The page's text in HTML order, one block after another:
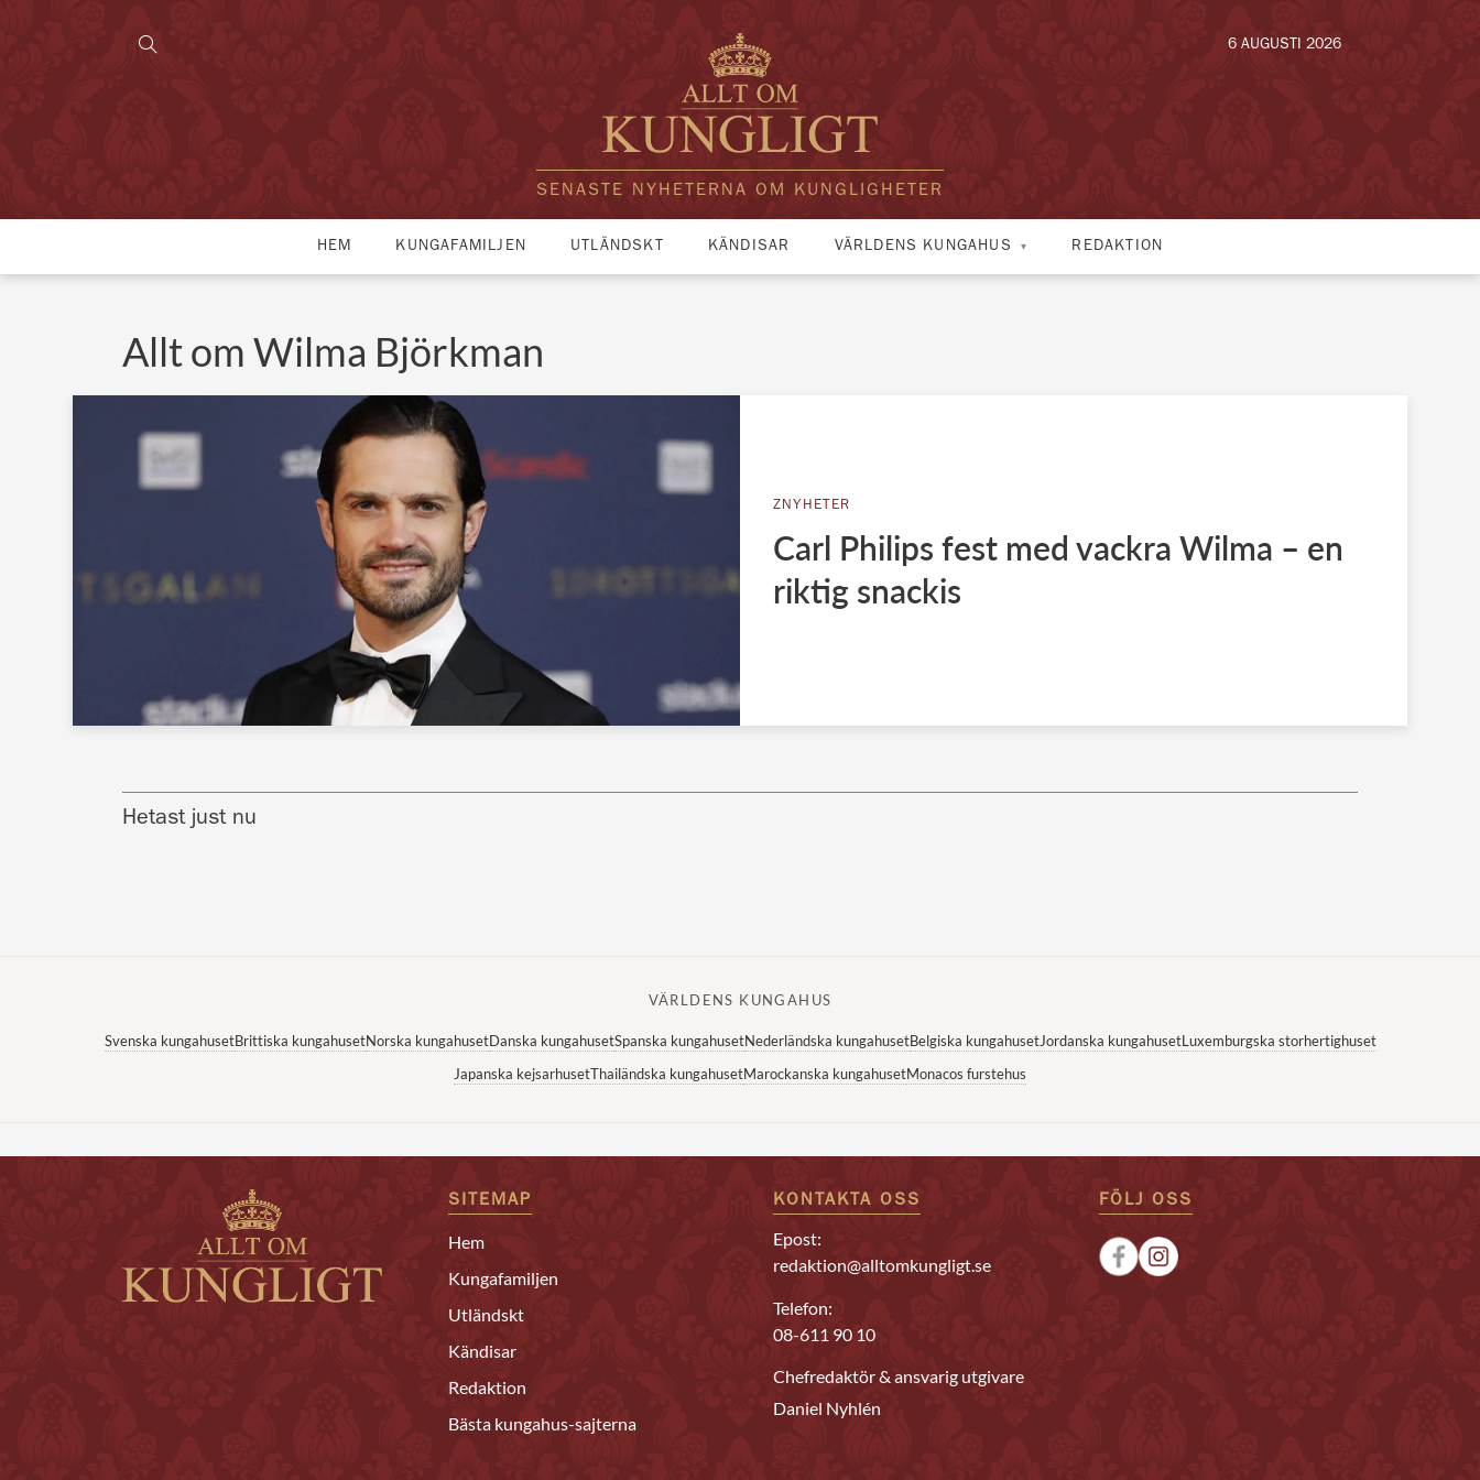
SENASTE NYHETERNA OM KUNGLIGHETER
6 AUGUSTI 2026
HEM KUNGAFAMILJEN UTLÄNDSKT KÄNDISAR VÄRLDENS KUNGAHUS REDAKTION
Allt om Wilma Björkman
ZNYHETER
Carl Philips fest med vackra Wilma – en
riktig snackis
Hetast just nu
VÄRLDENS KUNGAHUS
Svenska kungahusetBrittiska kungahusetNorska kungahusetDanska kungahusetSpanska kungahusetNederländska kungahusetBelgiska kungahusetJordanska kungahusetLuxemburgska storhertighuset
Japanska kejsarhusetThailändska kungahusetMarockanska kungahusetMonacos furstehus
SITEMAP
Hem
Kungafamiljen
Utländskt
Kändisar
Redaktion
Bästa kungahus-sajterna
KONTAKTA OSS
Epost:
redaktion@alltomkungligt.se
Telefon:
08-611 90 10
Chefredaktör & ansvarig utgivare
Daniel Nyhlén
FÖLJ OSS